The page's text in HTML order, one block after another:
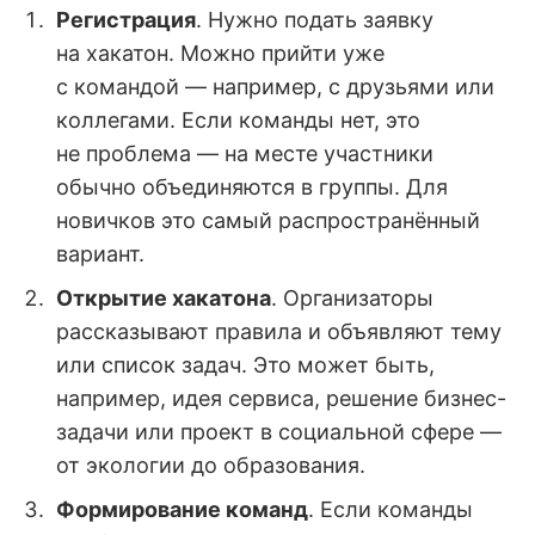
Регистрация. Нужно подать заявку
на хакатон. Можно прийти уже
с командой — например, с друзьями или
коллегами. Если команды нет, это
не проблема — на месте участники
обычно объединяются в группы. Для
новичков это самый распространённый
вариант.
Открытие хакатона. Организаторы
рассказывают правила и объявляют тему
или список задач. Это может быть,
например, идея сервиса, решение бизнес-
задачи или проект в социальной сфере —
от экологии до образования.
Формирование команд. Если команды